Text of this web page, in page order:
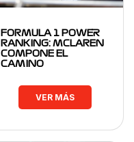
FORMULA 1 POWER
RANKING: MCLAREN
COMPONE EL
CAMINO
VER MÁS